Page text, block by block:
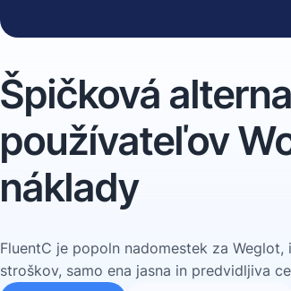
Špičková
používateľov
náklady
FluentC je popoln nadomestek za
stroškov, samo ena jasna in predvidljiva